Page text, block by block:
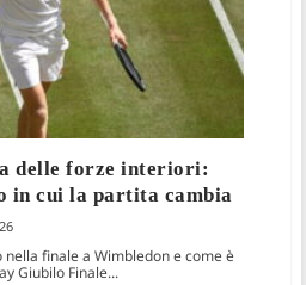
delle forze interiori:
in cui la partita cambia
nella finale a Wimbledon e come è
Giubilo Finale...